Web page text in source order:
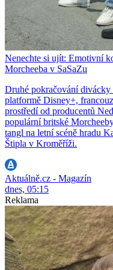
Nenechte si ujít: Emotivní
Morcheeba v SaSaZu
Druhé pokračování
platformě Disney+,
prostředí od producentů
populární britské
tangl na letní scéně hradu
Štipla v Kroměříži.
Aktuálně.cz - Magazín
dnes, 05:15
Reklama